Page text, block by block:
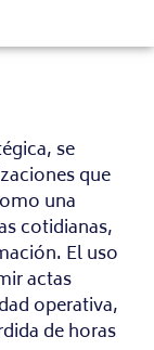
se
que
una
cotidianas,
El uso
actas
operativa,
de horas